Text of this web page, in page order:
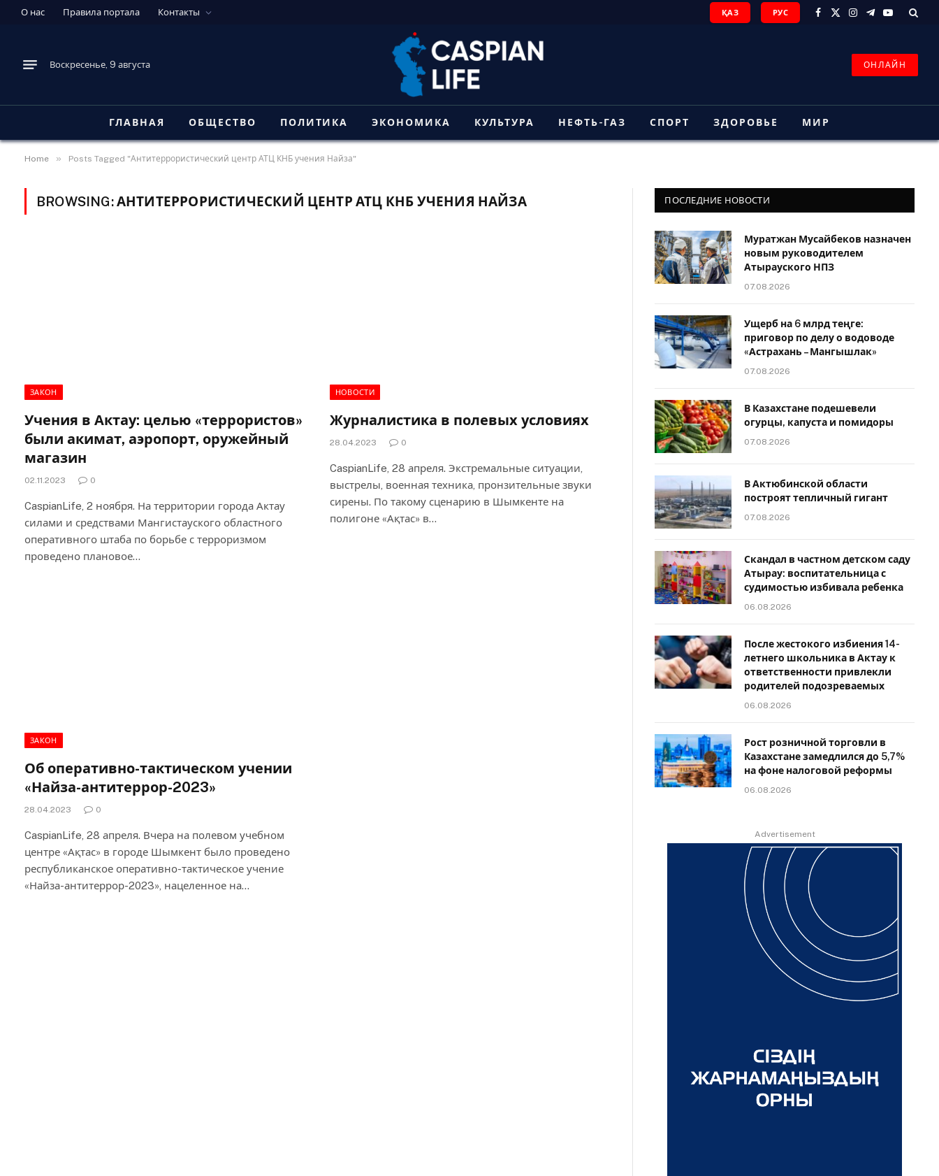
О нас Правила портала Контакты ҚАЗ РУС
Facebook
X
Instagram
Telegram
YouTube
Воскресенье, 9 августа ОНЛАЙН
ГЛАВНАЯ ОБЩЕСТВО ПОЛИТИКА ЭКОНОМИКА КУЛЬТУРА НЕФТЬ-ГАЗ СПОРТ ЗДОРОВЬЕ МИР
Home » Posts Tagged "Антитеррористический центр АТЦ КНБ учения Найза"
BROWSING:АНТИТЕРРОРИСТИЧЕСКИЙ ЦЕНТР АТЦ КНБ УЧЕНИЯ НАЙЗА
ЗАКОН
Учения в Актау: целью «террористов»
были акимат, аэропорт, оружейный
магазин
02.11.2023 0
CaspianLife, 2 ноября. На территории города Актау
силами и средствами Мангистауского областного
оперативного штаба по борьбе с терроризмом
проведено плановое…
НОВОСТИ
Журналистика в полевых условиях
28.04.2023 0
CaspianLife, 28 апреля. Экстремальные ситуации,
выстрелы, военная техника, пронзительные звуки
сирены. По такому сценарию в Шымкенте на
полигоне «Ақтас» в…
ЗАКОН
Об оперативно-тактическом учении
«Найза-антитеррор-2023»
28.04.2023 0
CaspianLife, 28 апреля. Вчера на полевом учебном
центре «Ақтас» в городе Шымкент было проведено
республиканское оперативно-тактическое учение
«Найза-антитеррор-2023», нацеленное на…
ПОСЛЕДНИЕ НОВОСТИ
Муратжан Мусайбеков назначен
новым руководителем
Атырауского НПЗ
07.08.2026
Ущерб на 6 млрд теңге:
приговор по делу о водоводе
«Астрахань – Мангышлак»
07.08.2026
В Казахстане подешевели
огурцы, капуста и помидоры
07.08.2026
В Актюбинской области
построят тепличный гигант
07.08.2026
Скандал в частном детском саду
Атырау: воспитательница с
судимостью избивала ребенка
06.08.2026
После жестокого избиения 14-
летнего школьника в Актау к
ответственности привлекли
родителей подозреваемых
06.08.2026
Рост розничной торговли в
Казахстане замедлился до 5,7%
на фоне налоговой реформы
06.08.2026
Advertisement